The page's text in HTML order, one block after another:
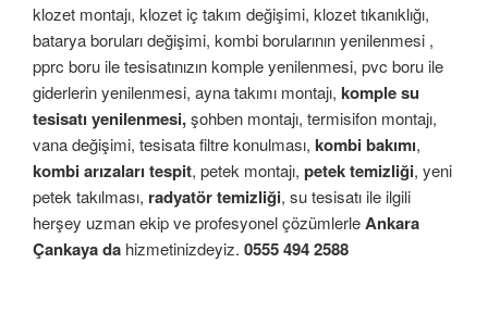
klozet montajı, klozet iç takım değişimi, klozet tıkanıklığı,
batarya boruları değişimi, kombi borularının yenilenmesi ,
pprc boru ile tesisatınızın komple yenilenmesi, pvc boru ile
giderlerin yenilenmesi, ayna takımı montajı, komple su
tesisatı yenilenmesi,şohben montajı, termisifon montajı,
vana değişimi, tesisata filtre konulması, kombi bakımı,
kombi arızaları tespit, petek montajı, petek temizliği, yeni
petek takılması, radyatör temizliği, su tesisatı ile ilgili
herşey uzman ekip ve profesyonel çözümlerleAnkara
Çankaya da hizmetinizdeyiz. 0555 494 2588